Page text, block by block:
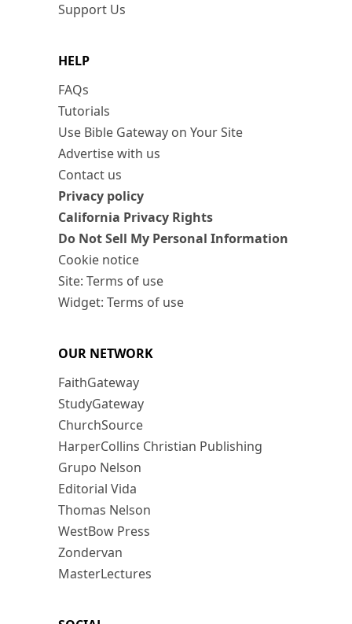
Support Us
HELP
FAQs
Tutorials
Use Bible Gateway on Your Site
Advertise with us
Contact us
Privacy policy
California Privacy Rights
Do Not Sell My Personal Information
Cookie notice
Site: Terms of use
Widget: Terms of use
OUR NETWORK
FaithGateway
StudyGateway
ChurchSource
HarperCollins Christian Publishing
Grupo Nelson
Editorial Vida
Thomas Nelson
WestBow Press
Zondervan
MasterLectures